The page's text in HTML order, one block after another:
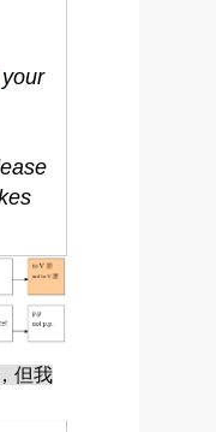
但我